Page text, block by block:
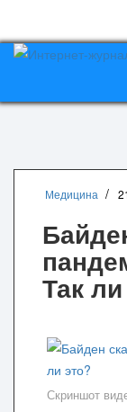
Медицина
Так
Скриншот